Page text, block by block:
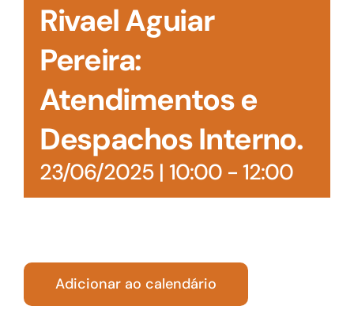
Rivael Aguiar
Pereira:
Atendimentos e
Despachos Interno.
23/06/2025 | 10:00- 12:00
Adicionar ao calendário